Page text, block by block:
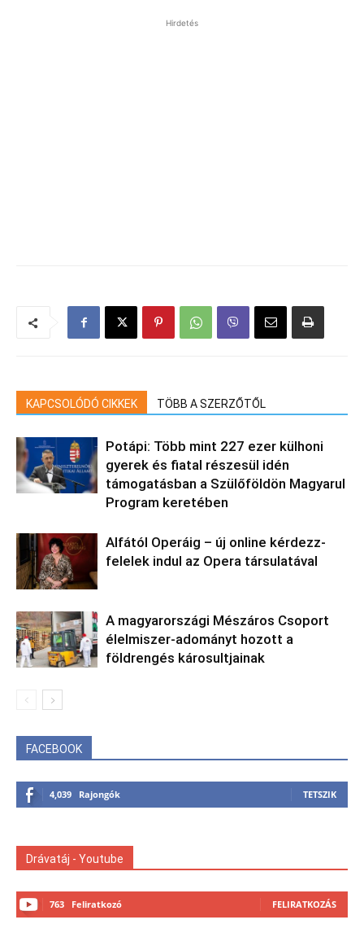
Hirdetés
KAPCSOLÓDÓ CIKKEK TÖBB A SZERZŐTŐL
Potápi: Több mint 227 ezer külhoni
gyerek és fiatal részesül idén
támogatásban a Szülőföldön Magyarul
Program keretében
Alfától Operáig – új online kérdezz-
felelek indul az Opera társulatával
A magyarországi Mészáros Csoport
élelmiszer-adományt hozott a
földrengés károsultjainak
FACEBOOK
4,039 Rajongók TETSZIK
Drávatáj - Youtube
763 Feliratkozó FELIRATKOZÁS